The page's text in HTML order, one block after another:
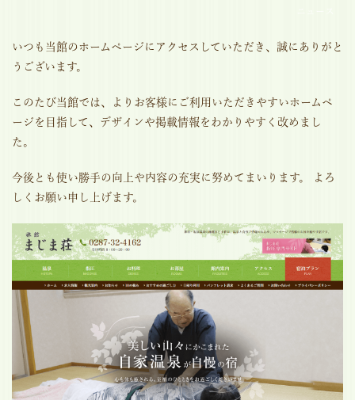
いつも当館のホームページにアクセスしていただき、誠にありがと
うございます。
このたび当館では、よりお客様にご利用いただきやすいホームペ
ージを目指して、デザインや掲載情報をわかりやすく改めまし
た。
今後とも使い勝手の向上や内容の充実に努めてまいります。 よろ
しくお願い申し上げます。